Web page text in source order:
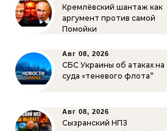
Кремлёвский шантаж как
аргумент против самой
Помойки
Авг 08, 2026
СБС Украины об атаках на
суда «теневого флота”
Авг 08, 2026
Сызранский НПЗ